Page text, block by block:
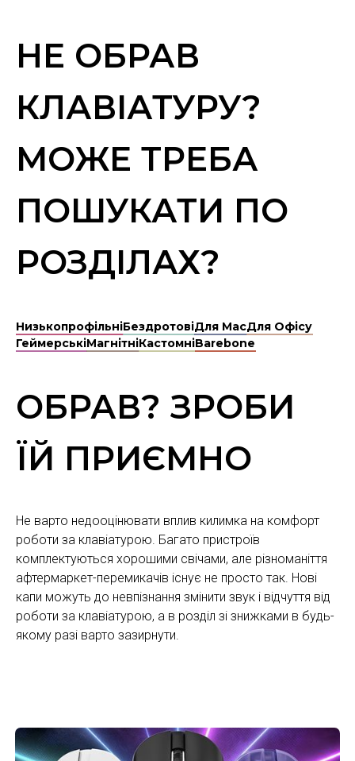
НЕ ОБРАВ
КЛАВІАТУРУ?
МОЖЕ ТРЕБА
ПОШУКАТИ ПО
РОЗДІЛАХ?
НизькопрофільніБездротовіДля MacДля Офісу
ГеймерськіМагнітніКастомніBarebone
ОБРАВ? ЗРОБИ
ЇЙ ПРИЄМНО
Не варто недооцінювати вплив килимка на комфорт
роботи за клавіатурою. Багато пристроїв
комплектуються хорошими свічами, але різноманіття
афтермаркет-перемикачів існує не просто так. Нові
капи можуть до невпізнання змінити звук і відчуття від
роботи за клавіатурою, а в розділ зі знижками в будь-
якому разі варто зазирнути.